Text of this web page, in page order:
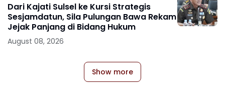
Dari Kajati Sulsel ke Kursi Strategis
Sesjamdatun, Sila Pulungan Bawa Rekam
Jejak Panjang di Bidang Hukum
August 08, 2026
Show more